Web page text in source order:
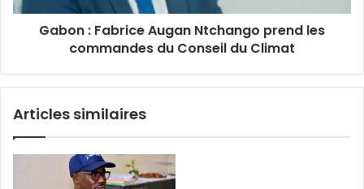
du
ConseilGabon : Fabrice Augan Ntchango prend les
commandes du Conseil du Climat
Articles similaires